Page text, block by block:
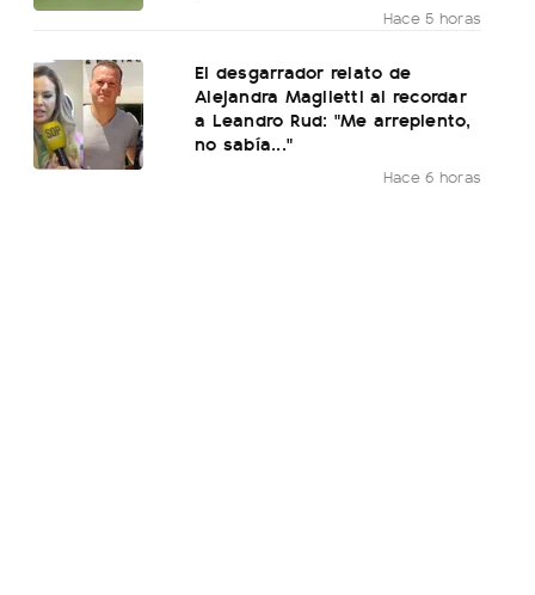
Hace 5 horas
El desgarrador relato de
Alejandra Maglietti al recordar
a Leandro Rud: "Me arrepiento,
no sabía..."
Hace 6 horas